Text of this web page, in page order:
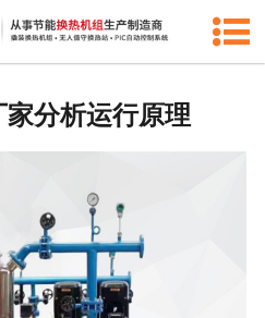
产品中心
公司概况
联系我们
分析运行原理